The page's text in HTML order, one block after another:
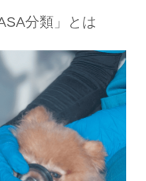
分類」とは